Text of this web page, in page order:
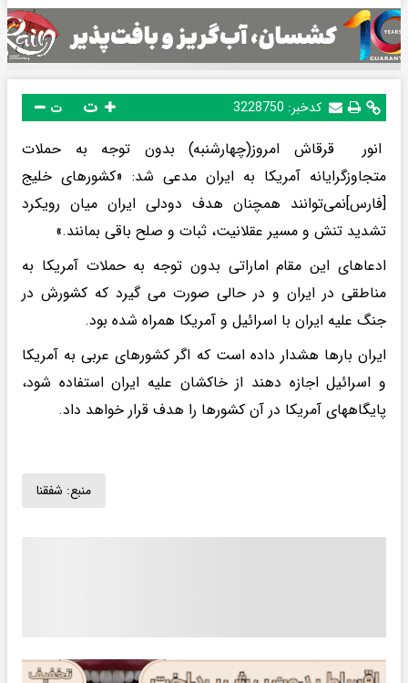
کدخبر: 3228750 ت
انور قرقاش امروز(چهارشنبه) بدون توجه به حملات
متجاوزگرایانه آمریکا به ایران مدعی شد: «کشورهای خلیج
[فارس]نمی‌توانند همچنان هدف دودلی ایران میان رویکرد
تشدید تنش و مسیر عقلانیت، ثبات و صلح باقی بمانند.»
ادعاهای این مقام اماراتی بدون توجه به حملات آمریکا به
مناطقی در ایران و در حالی صورت می گیرد که کشورش در
جنگ علیه ایران با اسرائیل و آمریکا همراه شده بود.
ایران بارها هشدار داده است که اگر کشورهای عربی به آمریکا
و اسرائیل اجازه دهند از خاکشان علیه ایران استفاده شود،
پایگاههای آمریکا در آن کشورها را هدف قرار خواهد داد.
منبع: شفقنا